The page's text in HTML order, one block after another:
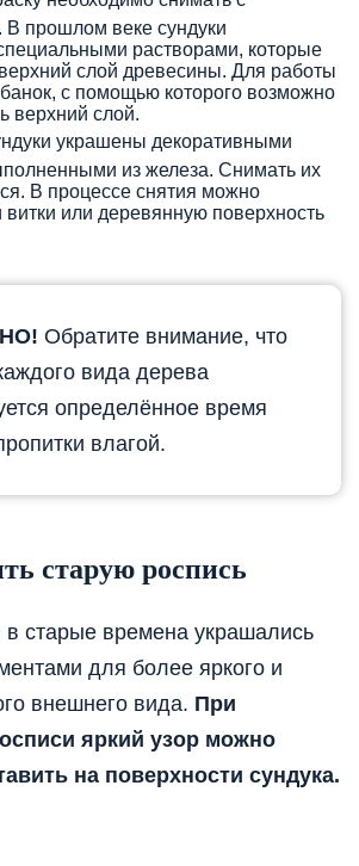
В прошлом веке сундуки
растворами, которые
слой древесины. Для работы
с помощью которого возможно
верхний слой.
украшены декоративными
из железа. Снимать их
В процессе снятия можно
витки или деревянную поверхность
Обратите внимание, что
вида дерева
определённое время
влагой.
старую роспись
в старые времена украшались
для более яркого и
внешнего вида. При
яркий узор можно
на поверхности сундука.